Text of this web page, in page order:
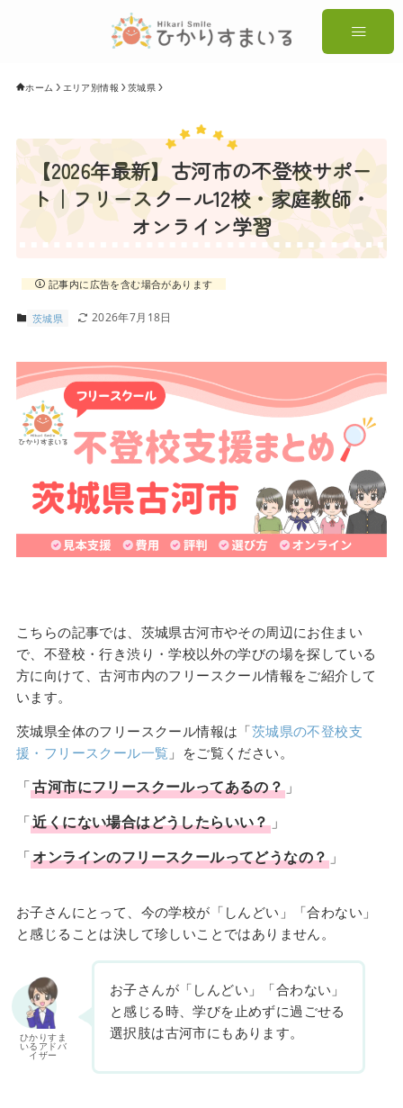
ホーム エリア別情報 茨城県
【2026年最新】古河市の不登校サポー
ト｜フリースクール12校・家庭教師・
オンライン学習
記事内に広告を含む場合があります
茨城県 2026年7月18日
こちらの記事では、茨城県古河市やその周辺にお住まい
で、不登校・行き渋り・学校以外の学びの場を探している
方に向けて、古河市内のフリースクール情報をご紹介して
います。
茨城県全体のフリースクール情報は「茨城県の不登校支
援・フリースクール一覧 」をご覧ください。
「古河市にフリースクールってあるの？ 」
「近くにない場合はどうしたらいい？」
「オンラインのフリースクールってどうなの？ 」
お子さんにとって、今の学校が「しんどい」「合わない」
と感じることは決して珍しいことではありません。
ひかりすま
いるアドバ
イザー
お子さんが「しんどい」「合わない」
と感じる時、学びを止めずに過ごせる
選択肢は古河市にもあります。